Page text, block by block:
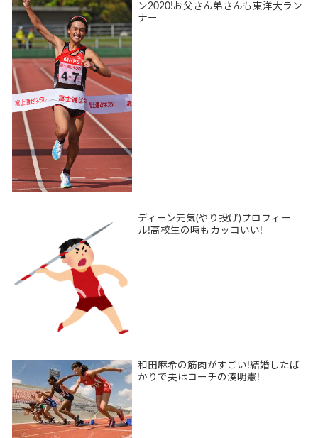
ン2020!お父さん弟さんも東洋大ラン
ナー
ディーン元気(やり投げ)プロフィー
ル!高校生の時もカッコいい!
和田麻希の筋肉がすごい!結婚したば
かりで夫はコーチの湊明憲!